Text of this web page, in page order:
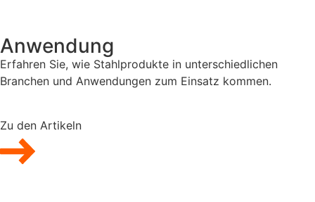
Anwendung
Erfahren Sie, wie Stahlprodukte in unterschiedlichen
Branchen und Anwendungen zum Einsatz kommen.
Zu den Artikeln